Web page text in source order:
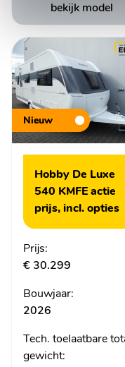
caravan uw
Water
-
- 25 liter vaste
- 23 liter vuilwater
- Koud en warm
- Truma combi 4
Techniek
-
- Centraal
voor watertank
- Hobby Connect
tablet
- Elektronisch
- Rookmelder
- Voorbereiding
bekijk model
Nieuw
Hobby De Luxe
540 KMFE actie
prijs, incl. opties
Prijs:
€ 30.299
Bouwjaar:
2026
Tech. toelaatbare
gewicht: